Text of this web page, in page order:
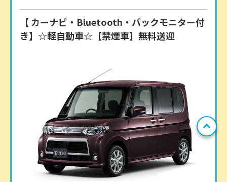
【 カーナビ・Bluetooth・バックモニター付
き】☆軽自動車☆【禁煙車】無料送迎